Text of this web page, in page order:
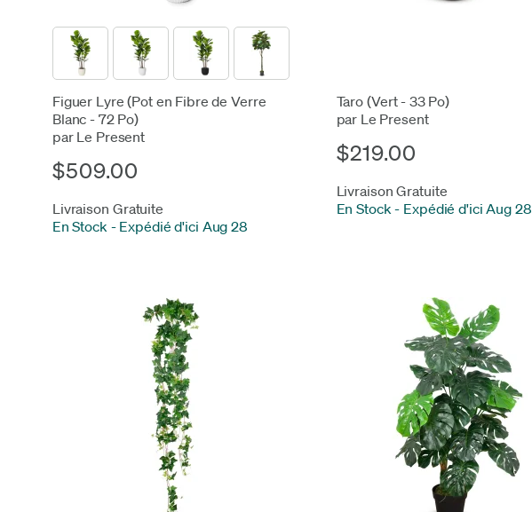
Figuer Lyre (Pot en Fibre de Verre
Blanc - 72 Po)
par Le Present
$509.00
Livraison Gratuite
En Stock - Expédié d'ici Aug 28
Taro (Vert - 33 Po)
par Le Present
$219.00
Livraison Gratuite
En Stock - Expédié d'ici Aug 28